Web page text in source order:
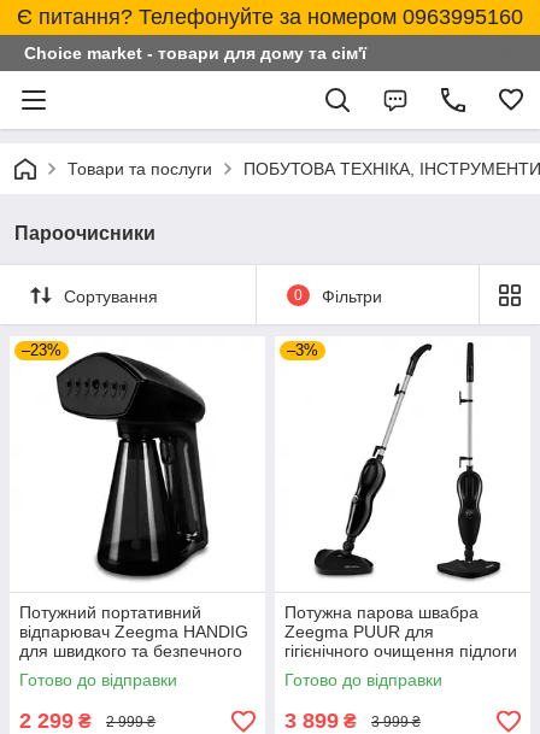
Є питання? Телефонуйте за номером 0963995160
Choice market - товари для дому та сім'ї
Товари та послуги ПОБУТОВА ТЕХНІКА,
Пароочисники
Сортування 0 Фільтри
–23%
Потужний портативний
відпарювач Zeegma HANDIG
для швидкого та безпечного
прасування одягу та дитячих
речей вдома або в дорозі
Готово до відправки
2 299 ₴ 2 999 ₴
–3%
Потужна парова швабра
Zeegma PUUR для
гігієнічного очищення підлоги
без використання побутової
хімії у вашому домі вдень
Готово до відправки
3 899 ₴ 3 999 ₴